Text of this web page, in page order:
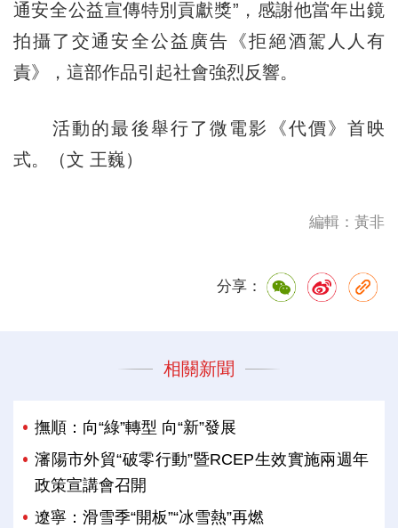
通安全公益宣傳特別貢獻獎”，感謝他當年出鏡
拍攝了交通安全公益廣告《拒絕酒駕人人有
責》，這部作品引起社會強烈反響。
活動的最後舉行了微電影《代價》首映
式。（文 王巍）
編輯：黃非
分享：
相關新聞
撫順：向“綠”轉型 向“新”發展
瀋陽市外貿“破零行動”暨RCEP生效實施兩週年
政策宣講會召開
遼寧：滑雪季“開板”“冰雪熱”再燃